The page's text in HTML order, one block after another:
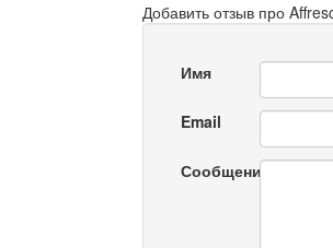
Добавить отзыв про
Имя
Email
Сообщение